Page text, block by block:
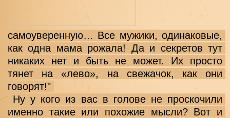
самоуверенную… Все мужики, одинаковые,
как одна мама рожала! Да и секретов тут
никаких нет и быть не может. Их просто
тянет на «лево», на свежачок, как они
говорят!"
именно такие или похожие мысли? Вот и